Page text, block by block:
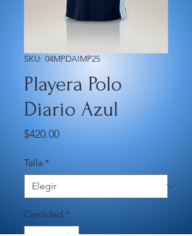
SKU: 04MPDAIMP25
Playera Polo
Diario Azul
$420.00Precio
Talla *
Cantidad *